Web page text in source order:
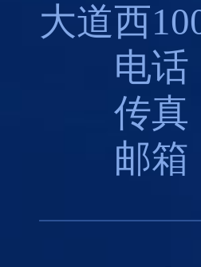
大道西
电话：
传真：
邮箱：